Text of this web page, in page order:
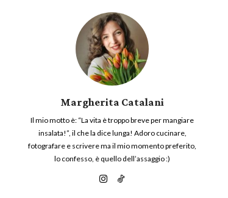
Margherita Catalani
Il mio motto è: “La vita è troppo breve per mangiare
insalata!”, il che la dice lunga! Adoro cucinare,
fotografare e scrivere ma il mio momento preferito,
lo confesso, è quello dell’assaggio :)